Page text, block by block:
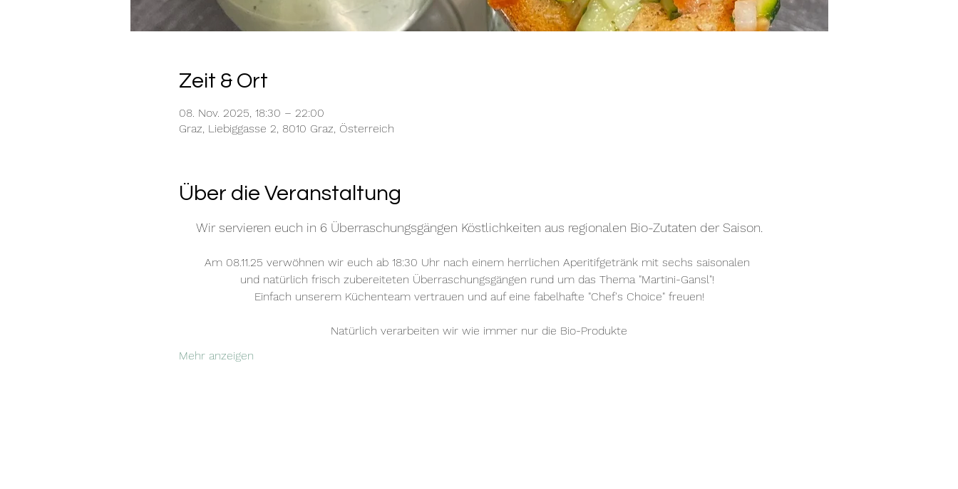
Zeit & Ort
08. Nov. 2025, 18:30 – 22:00
Graz, Liebiggasse 2, 8010 Graz, Österreich
Über die Veranstaltung
Wir servieren euch in 6 Überraschungsgängen Köstlichkeiten aus regionalen Bio-Zutaten der Saison.
Am 08.11.25 verwöhnen wir euch ab 18:30 Uhr nach einem herrlichen Aperitifgetränk mit sechs saisonalen
und natürlich frisch zubereiteten Überraschungsgängen rund um das Thema "Martini-Gansl"!
Einfach unserem Küchenteam vertrauen und auf eine fabelhafte "Chef's Choice" freuen!
Natürlich verarbeiten wir wie immer nur die Bio-Produkte
Mehr anzeigen